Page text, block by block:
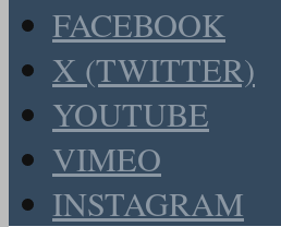
FACEBOOK
X (TWITTER)
YOUTUBE
VIMEO
INSTAGRAM